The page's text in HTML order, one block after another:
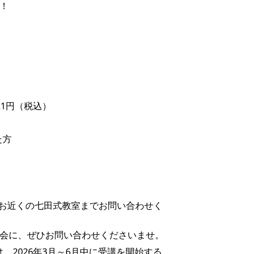
（税込）
方
くの七田式教室までお問い合わせく
、ぜひお問い合わせくださいませ。